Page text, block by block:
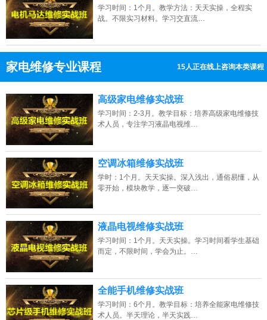
学习时间：1个月。教学方法：天天实操，全程实
战。不限实习材料。学习交直流…
家电维修专业课程 15人正在线上咨询本类课程
点击免费咨询电话：13807313137
高级家电维修实战班
学习时间：2-3月。教学目标：培养高级家电维修技
术人员，专注学习液晶电视维…
空调冰箱维修实战班
学时：1个月。天天实操。深入浅出，通俗易懂，从
零开始，模块教学，逐一突破…
液晶电视维修实战班
学习时间：1个月。天天实操。学习时间看学生基础
而定，不限时间，学会为止。…
全能手机维修实战班
学习时间：6个月。教学目标：培养全能家电维修技
术人员。半天理论，半天实践…